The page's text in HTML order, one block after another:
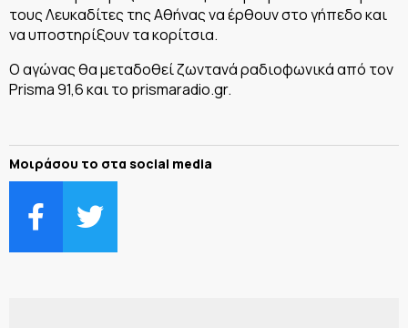
τους Λευκαδίτες της Αθήνας να έρθουν στο γήπεδο και
να υποστηρίξουν τα κορίτσια.
Ο αγώνας θα μεταδοθεί ζωντανά ραδιοφωνικά από τον
Prisma 91,6 και το prismaradio.gr.
Μοιράσου το στα social media